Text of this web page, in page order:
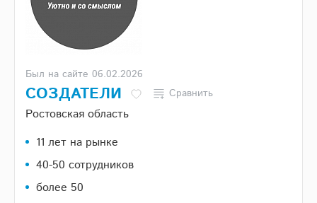
Был на сайте 06.02.2026
СОЗДАТЕЛИ Сравнить
Ростовская область
11 лет на рынке
40-50 сотрудников
более 50